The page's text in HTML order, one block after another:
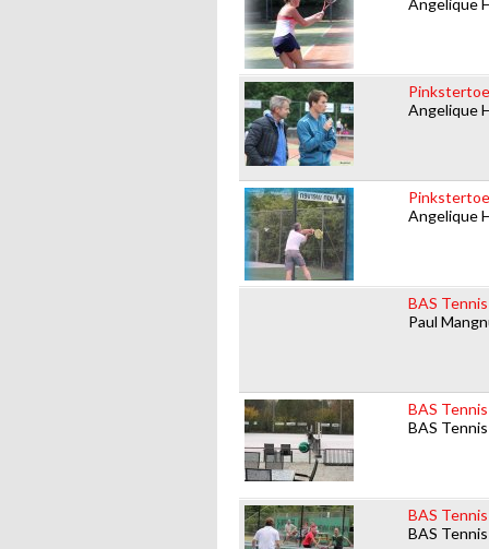
Angelique
Angelique
BAS
Paul
BAS
BAS Tennis
BAS
BAS Tennis